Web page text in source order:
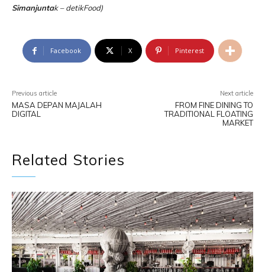
Simanjuntak – detikFood)
Facebook X Pinterest
Previous article
MASA DEPAN MAJALAH
DIGITAL
Next article
FROM FINE DINING TO
TRADITIONAL FLOATING
MARKET
Related Stories